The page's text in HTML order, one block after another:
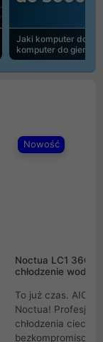
Jaki komputer do
komputer do gier |
Nowość
Noctua LC1
chłodzenie wodne
To już czas. AIO
Noctua!
chłodzenia cieczą